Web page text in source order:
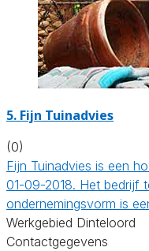
5. Fijn Tuinadvies
(0)
Fijn Tuinadvies is een
01-09-2018. Het bedrijf
ondernemingsvorm is
Werkgebied Dinteloord
Contactgegevens